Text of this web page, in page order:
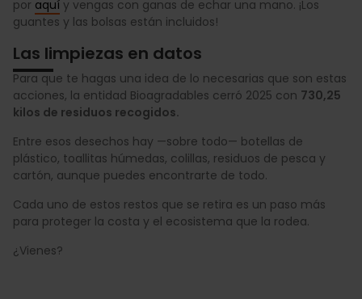
por aquí y vengas con ganas de echar una mano. ¡Los
guantes y las bolsas están incluidos!
Las limpiezas en datos
Para que te hagas una idea de lo necesarias que son estas
acciones, la entidad Bioagradables cerró 2025 con 730,25
kilos de residuos recogidos.
Entre esos desechos hay —sobre todo— botellas de
plástico, toallitas húmedas, colillas, residuos de pesca y
cartón, aunque puedes encontrarte de todo.
Cada uno de estos restos que se retira es un paso más
para proteger la costa y el ecosistema que la rodea.
¿Vienes?